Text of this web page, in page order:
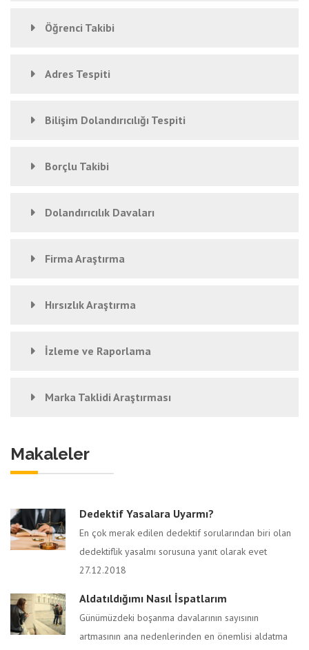
Öğrenci Takibi
Adres Tespiti
Bilişim Dolandırıcılığı Tespiti
Borçlu Takibi
Dolandırıcılık Davaları
Firma Araştırma
Hırsızlık Araştırma
İzleme ve Raporlama
Marka Taklidi Araştırması
Makaleler
Dedektif Yasalara Uyarmı?
En çok merak edilen dedektif sorularından biri olan
dedektiflik yasalmı sorusuna yanıt olarak evet
27.12.2018
Aldatıldığımı Nasıl İspatlarım
Günümüzdeki boşanma davalarının sayısının
artmasının ana nedenlerinden en önemlisi aldatma